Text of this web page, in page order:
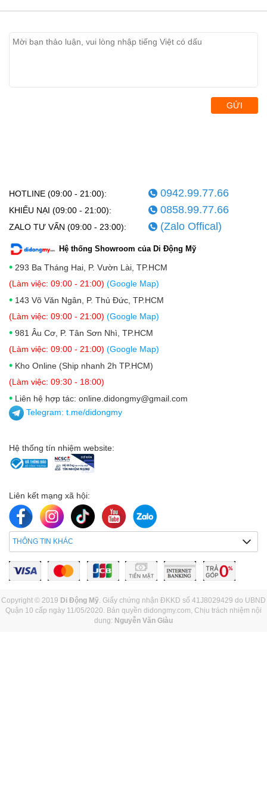
GỬI
HOTLINE (09:00 - 21:00): 0942.99.77.66
KHIẾU NẠI (09:00 - 21:00): 0858.99.77.66
ZALO TƯ VẤN (09:00 - 23:00): (Zalo Offical)
Hệ thống Showroom của Di Động Mỹ
• 293 Ba Tháng Hai, P. Vườn Lài, TP.HCM
(Làm việc: 09:00 - 21:00) (Google Map)
• 143 Võ Văn Ngân, P. Thủ Đức, TP.HCM
(Làm việc: 09:00 - 21:00) (Google Map)
• 981 Âu Cơ, P. Tân Sơn Nhì, TP.HCM
(Làm việc: 09:00 - 21:00) (Google Map)
• Kho Online (Ship nhanh 2h TP.HCM)
(Làm việc: 09:30 - 18:00)
• Liên hệ hợp tác: online.didongmy@gmail.com
Telegram: t.me/didongmy
Hệ thống tín nhiệm website:
Liên kết mạng xã hội:
THÔNG TIN KHÁC
Copyright © 2019 Di Động Mỹ. Giấy chứng nhận ĐKKD số 41J8029429 do UBND
Quận 10 cấp ngày 11/05/2020. Bản quyền didongmy.com, Chịu trách nhiệm nội
dung: Nguyễn Văn Giàu